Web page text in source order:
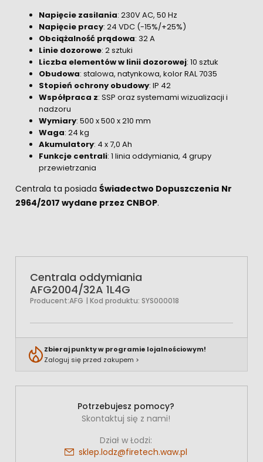
Napięcie zasilania: 230V AC, 50 Hz
Napięcie pracy: 24 VDC (-15%/+25%)
Obciążalność prądowa: 32 A
Linie dozorowe: 2 sztuki
Liczba elementów w linii dozorowej: 10 sztuk
Obudowa: stalowa, natynkowa, kolor RAL 7035
Stopień ochrony obudowy: IP 42
Współpraca z: SSP oraz systemami wizualizacji i
nadzoru
Wymiary: 500 x 500 x 210 mm
Waga: 24 kg
Akumulatory: 4 x 7,0 Ah
Funkcje centrali: 1 linia oddymiania, 4 grupy
przewietrzania
Centrala ta posiada Świadectwo Dopuszczenia Nr
2964/2017 wydane przez CNBOP.
Centrala oddymiania
AFG2004/32A 1L4G
Producent:AFG | Kod produktu: SYS000018
Zbieraj punkty w programie lojalnościowym!
Zaloguj się przed zakupem >
Potrzebujesz pomocy?
Skontaktuj się z nami!
Dział w Łodzi:
sklep.lodz@firetech.waw.pl